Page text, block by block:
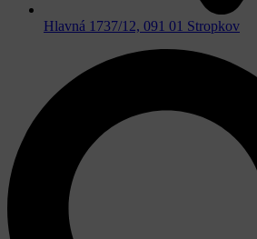
Hlavná 1737/12, 091 01 Stropkov